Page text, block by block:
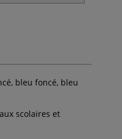
bleu foncé, bleu
scolaires et